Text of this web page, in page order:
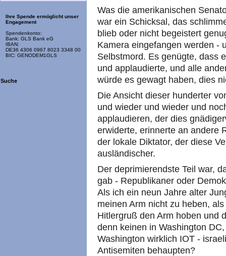
Ihre Spende ermöglicht unser
Engagement
Spendenkonto:
Bank: GLS Bank eG
IBAN:
DE36 4306 0967 8023 3348 00
BIC: GENODEM1GLS
Suche
Was die amerikanischen
war ein Schicksal, das
blieb oder nicht begeistert
Kamera eingefangen werden -
Selbstmord. Es genügte, dass
und applaudierte, und alle
würde es gewagt haben, dies
Die Ansicht dieser hunderter
und wieder und wieder und
applaudieren, der dies
erwiderte, erinnerte an andere
der lokale Diktator, der diese
ausländischer.
Der deprimierendste Teil war,
gab - Republikaner oder
Als ich ein neun Jahre alter
meinen Arm nicht zu heben,
Hitlergruß den Arm hoben und
denn keinen in Washington
Washington wirklich IOT -
Antisemiten behaupten?